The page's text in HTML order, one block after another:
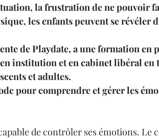
la frustration de ne pouvoir
les enfants peuvent se révéler
de Playdate, a une formation en
institution et en cabinet libéral en
et adultes.
pour comprendre et gérer les
de contrôler ses émotions. Le